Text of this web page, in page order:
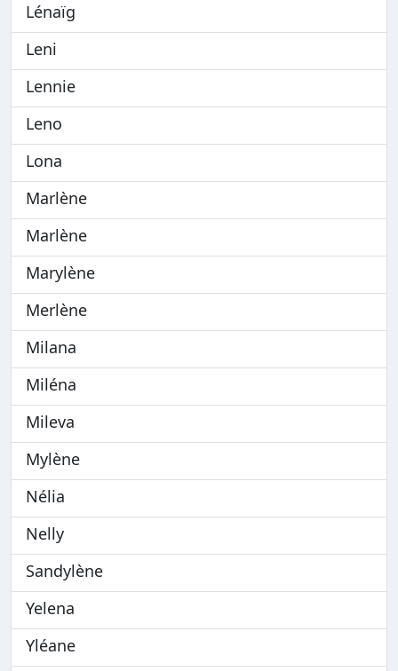
Lénaïg
Leni
Lennie
Leno
Lona
Marlène
Marlène
Marylène
Merlène
Milana
Miléna
Mileva
Mylène
Nélia
Nelly
Sandylène
Yelena
Yléane